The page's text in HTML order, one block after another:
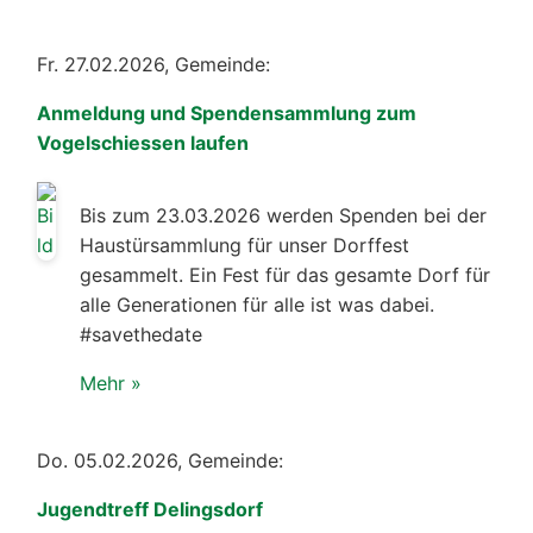
Fr. 27.02.2026, Gemeinde:
Anmeldung und Spendensammlung zum
Vogelschiessen laufen
Bis zum 23.03.2026 werden Spenden bei der
Haustürsammlung für unser Dorffest
gesammelt. Ein Fest für das gesamte Dorf für
alle Generationen für alle ist was dabei.
#savethedate
Mehr »
Do. 05.02.2026, Gemeinde:
Jugendtreff Delingsdorf